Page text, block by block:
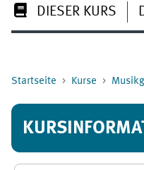
DIESER KURS
Startseite Kurse